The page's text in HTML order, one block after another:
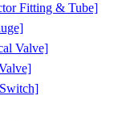
Fitting & Tube]
Valve]